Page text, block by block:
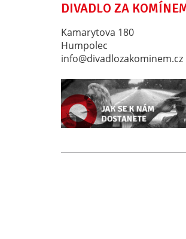
DIVADLO ZA
Kamarytova 180
Humpolec
info@divadlozakominem.cz